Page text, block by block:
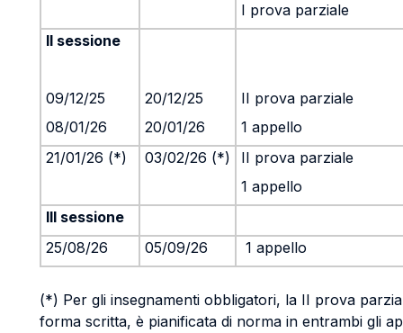
I prova parziale
II sessione
09/12/25
08/01/26
20/12/25
20/01/26
II prova parziale
1 appello
21/01/26 (*)
03/02/26 (*)
II prova parziale
1 appello
III sessione
25/08/26
05/09/26 1 appello
(*) Per gli insegnamenti obbligatori, la II prova
forma scritta, è pianificata di norma in entrambi gli